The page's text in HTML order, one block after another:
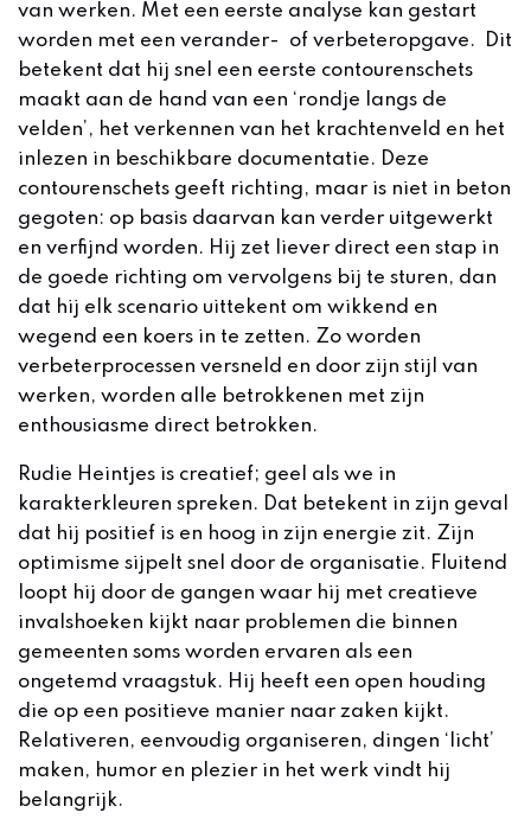
van werken. Met een eerste analyse kan gestart
worden met een verander- of verbeteropgave. Dit
betekent dat hij snel een eerste contourenschets
maakt aan de hand van een ‘rondje langs de
velden’, het verkennen van het krachtenveld en het
inlezen in beschikbare documentatie. Deze
contourenschets geeft richting, maar is niet in beton
gegoten: op basis daarvan kan verder uitgewerkt
en verfijnd worden. Hij zet liever direct een stap in
de goede richting om vervolgens bij te sturen, dan
dat hij elk scenario uittekent om wikkend en
wegend een koers in te zetten. Zo worden
verbeterprocessen versneld en door zijn stijl van
werken, worden alle betrokkenen met zijn
enthousiasme direct betrokken.
Rudie Heintjes is creatief; geel als we in
karakterkleuren spreken. Dat betekent in zijn geval
dat hij positief is en hoog in zijn energie zit. Zijn
optimisme sijpelt snel door de organisatie. Fluitend
loopt hij door de gangen waar hij met creatieve
invalshoeken kijkt naar problemen die binnen
gemeenten soms worden ervaren als een
ongetemd vraagstuk. Hij heeft een open houding
die op een positieve manier naar zaken kijkt.
Relativeren, eenvoudig organiseren, dingen ‘licht’
maken, humor en plezier in het werk vindt hij
belangrijk.